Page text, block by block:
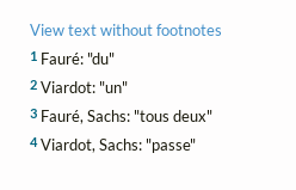
View text without footnotes
1Fauré: "du"
2Viardot: "un"
3Fauré, Sachs: "tous deux"
4Viardot, Sachs: "passe"